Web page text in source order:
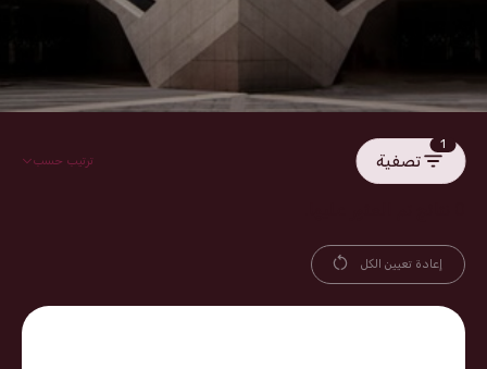
1
تصفية ترتيب حسب
إعادة تعيين الكل